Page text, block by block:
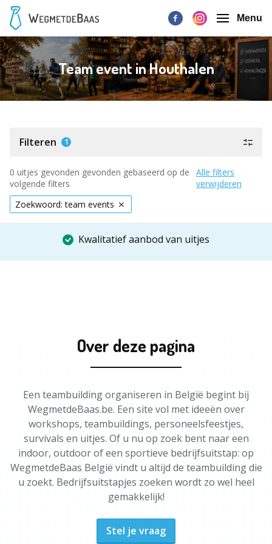
Menu
Team event in Houthalen
Filteren 1
0 uitjes gevonden gevonden gebaseerd op de
volgende filters
Alle filters
verwijderen
Zoekwoord: team events
Kwalitatief aanbod van uitjes
Over deze pagina
Een teambuilding organiseren in België begint bij
WegmetdeBaas.be. Een site vol met ideeën over
workshops, teambuildings, personeelsfeestjes,
survivals en uitjes. Of u nu op zoek bent naar een
indoor, outdoor of een sportieve bedrijfsuitstap: op
WegmetdeBaas België vindt u altijd de teambuilding die
u zoekt. Bedrijfsuitstapjes zoeken wordt zo wel heel
gemakkelijk!
Stel je vraag